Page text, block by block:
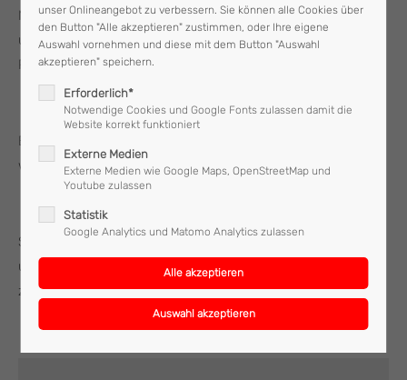
Der Eintrag "offcanvas-col4" existiert leider nicht.
Mattighofen gemeinsam mit den Feuerwehren Pfaffstätt
und Munderfing zu einem Verkehrsunfall mit eingeklemmter
Person.
Bereits bei der Anfahrt konnte Entwarnung gegeben
werden, alle Personen waren bereits befreit.
Somit fuhr die Feuerwehr Mattighofen, welche mit 14 Mann
und zwei Fahrzeugen ausrückte, wieder ins Feuerwehrhaus
zurück.
unser Onlineangebot zu verbessern. Sie können alle Cookies über
den Button "Alle akzeptieren" zustimmen, oder Ihre eigene
Auswahl vornehmen und diese mit dem Button "Auswahl
akzeptieren" speichern.
Erforderlich*
Notwendige Cookies und Google Fonts zulassen damit die
Website korrekt funktioniert
Externe Medien
Externe Medien wie Google Maps, OpenStreetMap und
Youtube zulassen
Statistik
Google Analytics und Matomo Analytics zulassen